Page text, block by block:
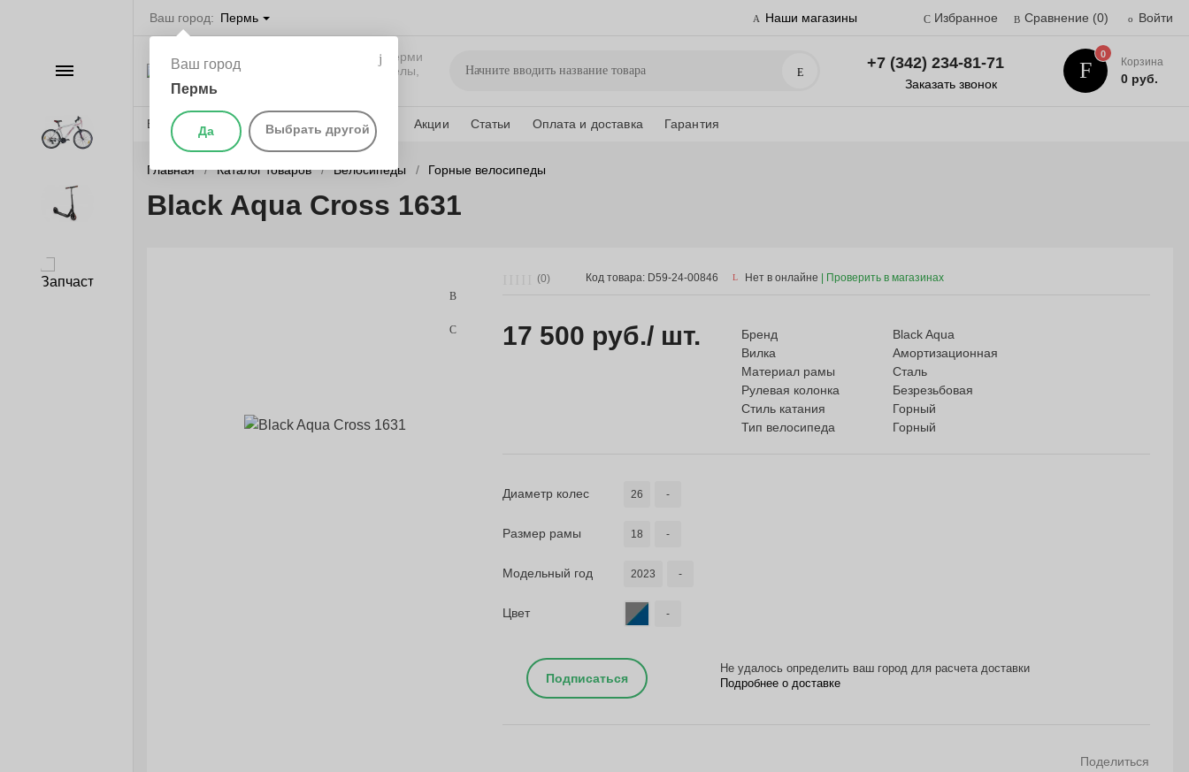
Ваш город: Пермь
Ваш город
Пермь
Да Выбрать другой
Наши магазины Избранное Сравнение (0) Войти
Велосипеды в Перми
самокаты, беговелы,
Поиск +7 (342) 234-81-71
Заказать звонок
0
Корзина
0 руб.
Веломагазины Бренды О компании Акции Статьи Оплата и доставка Гарантия
Каталог
Велосипеды
Самокаты
Главная Каталог товаров Велосипеды Горные велосипеды
Black Aqua Cross 1631
(0) Код товара: D59-24-00846 Нет в онлайне
17 500 руб./ шт. Бренд
Black Aqua
Вилка
Амортизационная
Материал рамы
Сталь
Рулевая колонка
Безрезьбовая
Стиль катания
Горный
Тип велосипеда
Горный
Диаметр колес 26 -
Размер рамы 18 -
Модельный год 2023 -
Цвет -
Подписаться
Не удалось определить ваш город для расчета доставки
Подробнее о доставке
Поделиться